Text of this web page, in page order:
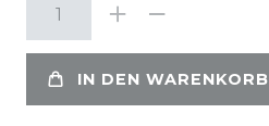
IN DEN WARENKORB